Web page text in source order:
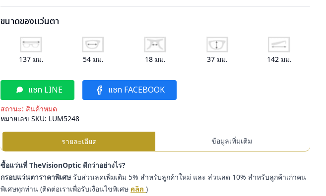
ขนาดของแว่นตา
137 มม. 54 มม. 18มม. 37มม. 142มม.
แชท LINE แชท FACEBOOK
สถานะ: สินค้าหมด
หมายเลข SKU: LUM5248
รายละเอียด ข้อมูลเพิ่มเติม
ซื้อแว่นที่ TheVisionOptic ดีกว่าอย่างไร?
กรอบแว่นตาราคาพิเศษ รับส่วนลดเพิ่มเติม 5% สำหรับลูกค้าใหม่ และ ส่วนลด 10% สำหรับลูกค้าเก่าคน
พิเศษทุกท่าน (ติดต่อเราเพื่อรับเงื่อนไขพิเศษ คลิก )